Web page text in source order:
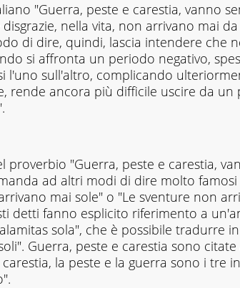
"Guerra, peste e carestia, vanno
nella vita, non arrivano mai
di dire, quindi, lascia intendere che
si affronta un periodo negativo,
l'uno sull'altro, complicando
rende ancora più difficile uscire da
proverbio "Guerra, peste e carestia,
ad altri modi di dire molto famosi
mai sole" o "Le sventure non
detti fanno esplicito riferimento a
sola", che è possibile tradurre
Guerra, peste e carestia sono
carestia, la peste e la guerra sono i tre